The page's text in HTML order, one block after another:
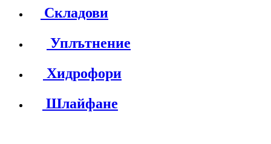
Складови
Уплътнение
Хидрофори
Шлайфане